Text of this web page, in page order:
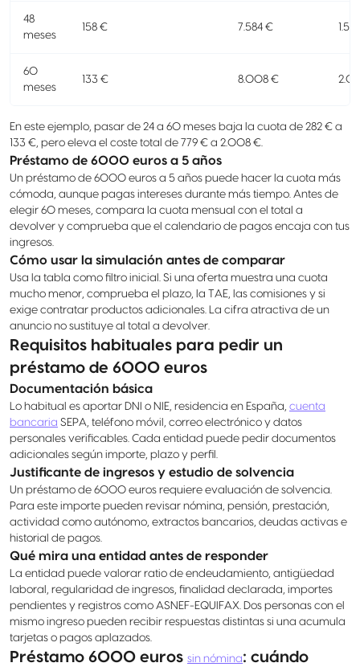
48
meses
158 € 7.584 €
60
meses
133 € 8.008 €
En este ejemplo, pasar de 24 a 60 meses baja la cuota de 282 € a
133 €, pero eleva el coste total de 779 € a 2.008 €.
Préstamo de 6000 euros a 5 años
Un préstamo de 6000 euros a 5 años puede hacer la cuota más
cómoda, aunque pagas intereses durante más tiempo. Antes de
elegir 60 meses, compara la cuota mensual con el total a
devolver y comprueba que el calendario de pagos encaja con tus
ingresos.
Cómo usar la simulación antes de comparar
Usa la tabla como filtro inicial. Si una oferta muestra una cuota
mucho menor, comprueba el plazo, la TAE, las comisiones y si
exige contratar productos adicionales. La cifra atractiva de un
anuncio no sustituye al total a devolver.
Requisitos habituales para pedir un
préstamo de 6000 euros
Documentación básica
Lo habitual es aportar DNI o NIE, residencia en España, cuenta
bancaria SEPA, teléfono móvil, correo electrónico y datos
personales verificables. Cada entidad puede pedir documentos
adicionales según importe, plazo y perfil.
Justificante de ingresos y estudio de solvencia
Un préstamo de 6000 euros requiere evaluación de solvencia.
Para este importe pueden revisar nómina, pensión, prestación,
actividad como autónomo, extractos bancarios, deudas activas e
historial de pagos.
Qué mira una entidad antes de responder
La entidad puede valorar ratio de endeudamiento, antigüedad
laboral, regularidad de ingresos, finalidad declarada, importes
pendientes y registros como ASNEF-EQUIFAX. Dos personas con el
mismo ingreso pueden recibir respuestas distintas si una acumula
tarjetas o pagos aplazados.
Préstamo 6000 euros sin nómina: cuándo